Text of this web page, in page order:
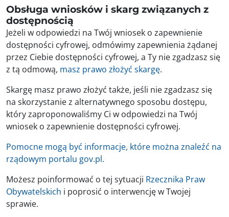
Obsługa wniosków i skarg związanych z
dostępnością
Jeżeli w odpowiedzi na Twój wniosek o zapewnienie
dostępności cyfrowej, odmówimy zapewnienia żądanej
przez Ciebie dostępności cyfrowej, a Ty nie zgadzasz się
z tą odmową, masz prawo złożyć skargę.
Skargę masz prawo złożyć także, jeśli nie zgadzasz się
na skorzystanie z alternatywnego sposobu dostępu,
który zaproponowaliśmy Ci w odpowiedzi na Twój
wniosek o zapewnienie dostępności cyfrowej.
Pomocne mogą być informacje, które można znaleźć na
rządowym portalu gov.pl.
Możesz poinformować o tej sytuacji Rzecznika Praw
Obywatelskich i poprosić o interwencję w Twojej
sprawie.